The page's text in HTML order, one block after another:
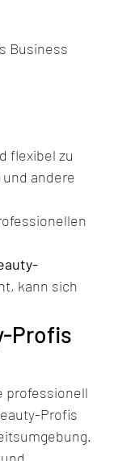
Business
flexibel zu
andere
kann sich
Profis
professionell
Profis